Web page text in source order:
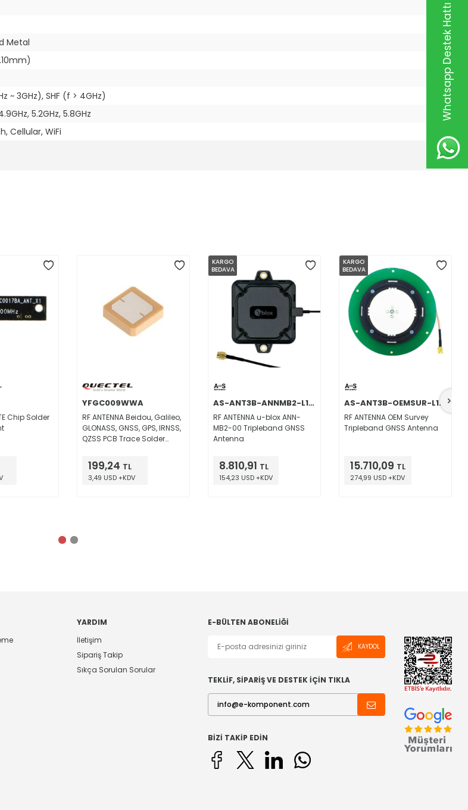
Whatsapp Destek Hattı
Metal
~ 3GHz), SHF (f > 4GHz)
5.2GHz, 5.8GHz
Cellular, WiFi
Chip Solder
YFGC009WWA
RF ANTENNA Beidou, Galileo,
GLONASS, GNSS, GPS, IRNSS,
QZSS PCB Trace Solder
199,24 TL
3,49 USD +KDV
KARGO
BEDAVA
AS-ANT3B-ANNMB2-L1256-50SMA
RF ANTENNA u-blox ANN-
MB2-00 Tripleband GNSS
Antenna
8.810,91 TL
154,23 USD +KDV
KARGO
BEDAVA
AS-ANT3B-OEMSUR-L1L2L5-02SMA
RF ANTENNA OEM Survey
Tripleband GNSS Antenna
15.710,09 TL
274,99 USD +KDV
YARDIM
İletişim
Sipariş Takip
Sıkça Sorulan Sorular
E-BÜLTEN ABONELIĞI
KAYDOL
TEKLİF, SİPARİŞ VE DESTEK İÇİN TIKLA
BIZI TAKIP EDIN